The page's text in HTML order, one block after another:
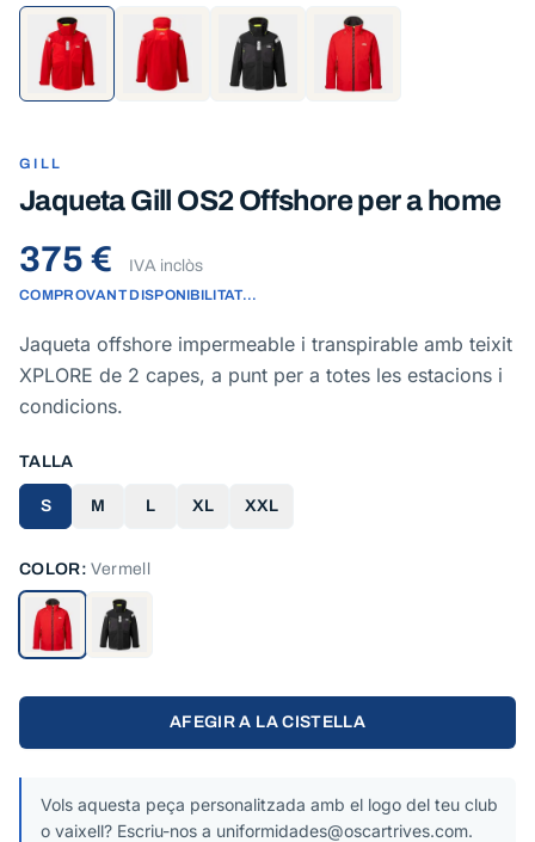
GILL
Jaqueta Gill OS2 Offshore per a home
375 € IVA inclòs
COMPROVANT DISPONIBILITAT…
Jaqueta offshore impermeable i transpirable amb teixit
XPLORE de 2 capes, a punt per a totes les estacions i
condicions.
TALLA
S M L XL XXL
COLOR:Vermell
AFEGIR A LA CISTELLA
Vols aquesta peça personalitzada amb el logo del teu club
o vaixell? Escriu-nos a uniformidades@oscartrives.com.